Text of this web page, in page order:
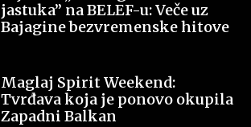
jastuka” na BELEF-u: Veče uz
Bajagine bezvremenske hitove
Maglaj Spirit Weekend:
Tvrđava koja je ponovo okupila
Zapadni Balkan